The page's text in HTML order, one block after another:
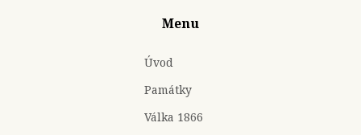
Menu
Úvod
Památky
Válka 1866